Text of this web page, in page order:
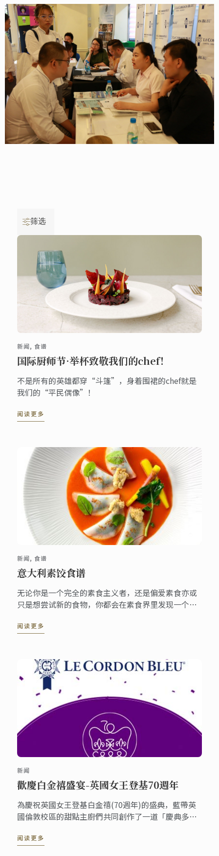
筛选
新闻, 食谱
国际厨师节·举杯致敬我们的chef！
不是所有的英雄都穿“斗篷”，身着围裙的chef就是
我们的“平民偶像”！
阅读更多
新闻, 食谱
意大利素饺食谱
无论你是一个完全的素食主义者，还是偏爱素食亦或
只是想尝试新的食物，你都会在素食界里发现一个全
阅读更多
新闻
歡慶白金禧盛宴-英國女王登基70週年
為慶祝英國女王登基白金禧(70週年)的盛典，藍帶英
國倫敦校區的甜點主廚們共同創作了一道「慶典多層
果白金禧皇冠》這道甜點包含了香檳慕斯、糖漬紅漿
阅读更多